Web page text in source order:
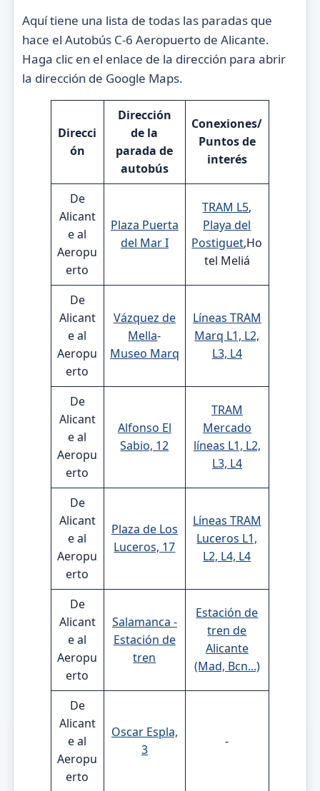
Aquí tiene una lista de todas las paradas que
hace el Autobús C-6 Aeropuerto de Alicante.
Haga clic en el enlace de la dirección para abrir
la dirección de Google Maps.
Direcci
ón
Dirección
de la
parada de
autobús
Conexiones/
Puntos de
interés
De
Alicant
e al
Aeropu
erto
Plaza Puerta
del Mar I
TRAM L5,
Playa del
Postiguet,Ho
tel Meliá
De
Alicant
e al
Aeropu
erto
Vázquez de
Mella-
Museo Marq
Líneas TRAM
Marq L1, L2,
L3, L4
De
Alicant
e al
Aeropu
erto
Alfonso El
Sabio, 12
TRAM
Mercado
líneas L1, L2,
L3, L4
De
Alicant
e al
Aeropu
erto
Plaza de Los
Luceros, 17
Líneas TRAM
Luceros L1,
L2, L4, L4
De
Alicant
e al
Aeropu
erto
Salamanca -
Estación de
tren
Estación de
tren de
Alicante
(Mad, Bcn...)
De
Alicant
e al
Aeropu
erto
Oscar Espla,
3
-